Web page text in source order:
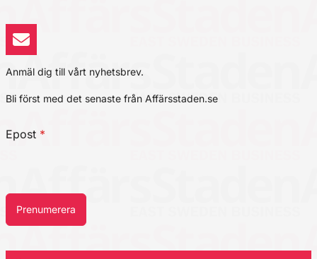
Anmäl dig till vårt nyhetsbrev.
Bli först med det senaste från Affärsstaden.se
Epost *
Prenumerera